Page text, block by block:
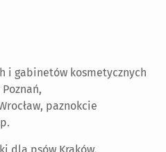
i gabinetów kosmetycznych
paznokcie